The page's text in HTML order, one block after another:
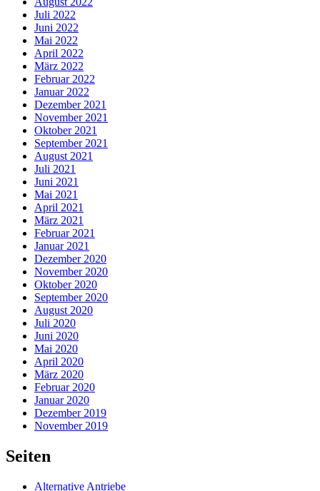
Juli 2022
Juni 2022
Mai 2022
April 2022
März 2022
Februar 2022
Januar 2022
Dezember 2021
November 2021
Oktober 2021
September 2021
August 2021
Juli 2021
Juni 2021
Mai 2021
April 2021
März 2021
Februar 2021
Januar 2021
Dezember 2020
November 2020
Oktober 2020
September 2020
August 2020
Juli 2020
Juni 2020
Mai 2020
April 2020
März 2020
Februar 2020
Januar 2020
Dezember 2019
November 2019
Seiten
Alternative Antriebe